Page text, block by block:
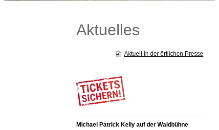
Aktuelles
Aktuell in der örtlichen Presse
Michael Patrick Kelly auf der Waldbühne